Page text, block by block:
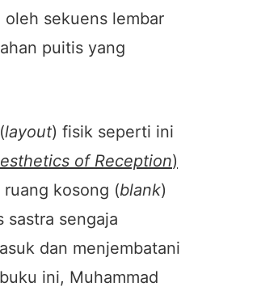
sekuens lembar
puitis yang
layout) fisik seperti ini
of Reception)
kosong (blank)
sastra sengaja
dan menjembatani
ini, Muhammad